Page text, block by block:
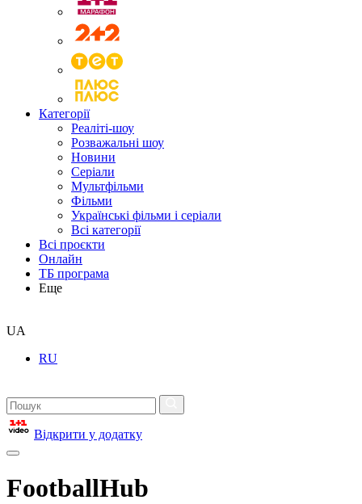
Категорії
Реаліті-шоу
Розважальні шоу
Новини
Серіали
Мультфільми
Фільми
Українські фільми і серіали
Всі категорії
Всі проєкти
Онлайн
ТБ програма
Еще
UA
RU
Відкрити у додатку
FootballHub